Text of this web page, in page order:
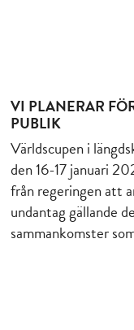
VI PLANERAR
PUBLIK
Världscupen i
den 16-17 januari
från regeringen att
undantag gällande
sammankomster